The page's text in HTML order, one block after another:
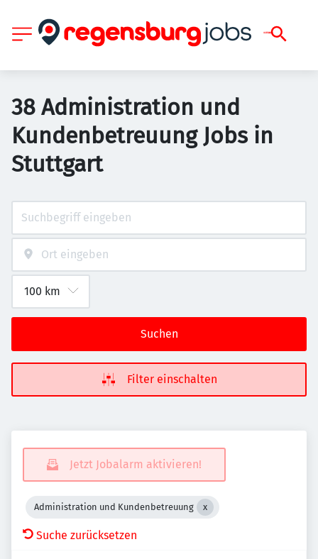
38 Administration und
Kundenbetreuung Jobs in
Stuttgart
Suchen
Filter einschalten
Jetzt Jobalarm aktivieren!
Administration und Kundenbetreuung
Suche zurücksetzen